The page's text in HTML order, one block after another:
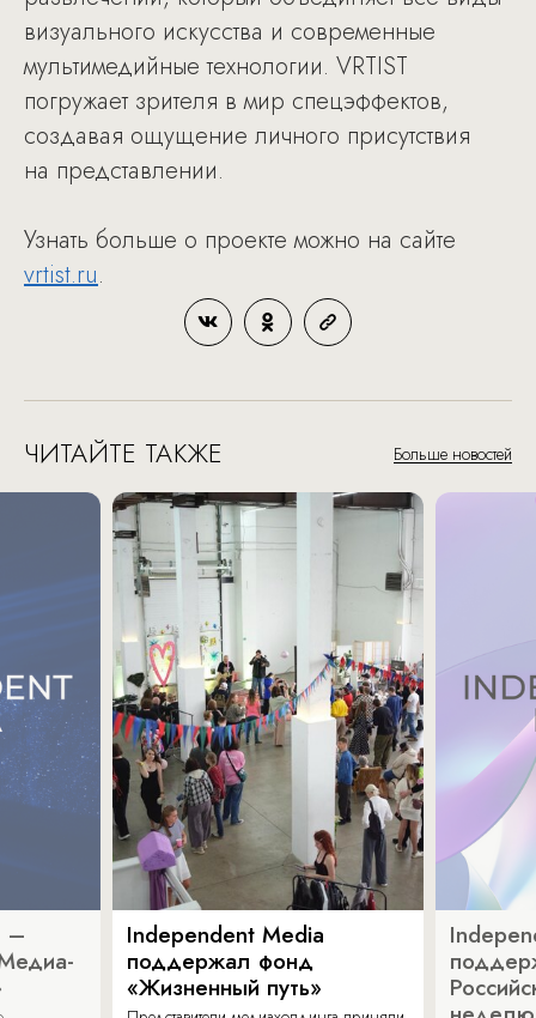
визуального искусства и современные
мультимедийные технологии. VRTIST
погружает зрителя в мир спецэффектов,
создавая ощущение личного присутствия
на представлении.
Узнать больше о проекте можно на сайте
vrtist.ru.
ЧИТАЙТЕ ТАКЖЕ Больше новостей
–
Independent Media
поддержал фонд
«Жизненный путь»